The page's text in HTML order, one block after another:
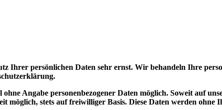
Ihrer persönlichen Daten sehr ernst. Wir behandeln Ihre
Angabe personenbezogener Daten möglich. Soweit auf
möglich, stets auf freiwilliger Basis. Diese Daten werden